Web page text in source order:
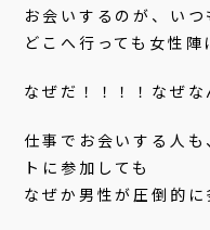
お会いするのが、いつ
どこへ行っても女性
なぜだ！！！！なぜな
仕事でお会いする人
トに参加しても
なぜか男性が圧倒的に